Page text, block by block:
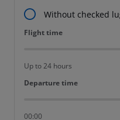
Without checked
Flight time
Flight time
Up to 24 hours
Departure time
Departure time
00:00